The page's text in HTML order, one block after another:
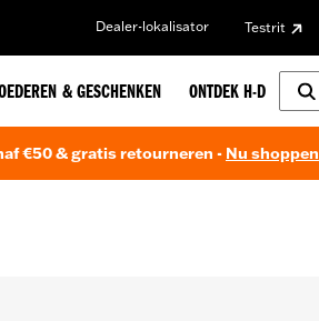
Dealer-lokalisator Testrit
& GESCHENKEN ONTDEK H-D
€50 & gratis retourneren - Nu shoppen